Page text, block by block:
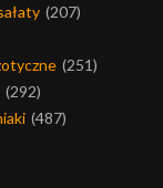
(207)
(251)
(292)
(487)